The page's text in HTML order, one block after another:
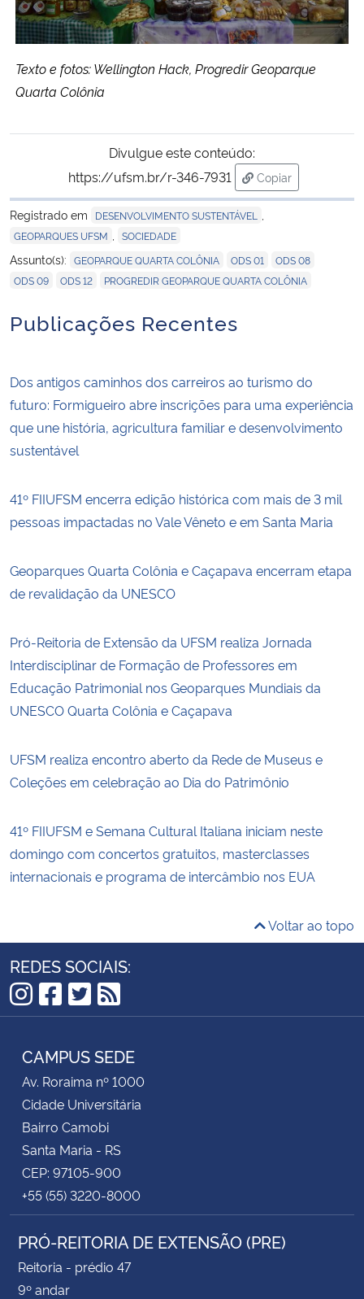
Texto e fotos: Wellington Hack, Progredir Geoparque
Quarta Colônia
Divulgue este conteúdo:
https://ufsm.br/r-346-7931
Copiar
para área de
Registrado em
DESENVOLVIMENTO SUSTENTÁVEL
GEOPARQUES UFSM SOCIEDADE
Assunto(s): GEOPARQUE QUARTA COLÔNIA ODS 01 ODS 08
ODS 09 ODS 12 PROGREDIR GEOPARQUE QUARTA COLÔNIA
Publicações Recentes
Dos antigos caminhos dos carreiros ao turismo do
futuro: Formigueiro abre inscrições para uma experiência
que une história, agricultura familiar e desenvolvimento
sustentável
41º FIIUFSM encerra edição histórica com mais de 3 mil
pessoas impactadas no Vale Vêneto e em Santa Maria
Geoparques Quarta Colônia e Caçapava encerram etapa
de revalidação da UNESCO
Pró-Reitoria de Extensão da UFSM realiza Jornada
Interdisciplinar de Formação de Professores em
Educação Patrimonial nos Geoparques Mundiais da
UNESCO Quarta Colônia e Caçapava
UFSM realiza encontro aberto da Rede de Museus e
Coleções em celebração ao Dia do Patrimônio
41º FIIUFSM e Semana Cultural Italiana iniciam neste
domingo com concertos gratuitos, masterclasses
internacionais e programa de intercâmbio nos EUA
Voltar ao topo
REDES SOCIAIS:
Instagram
Facebook
Twitter
RSS
CAMPUS SEDE
Av. Roraima nº 1000
Cidade Universitária
Bairro Camobi
Santa Maria - RS
CEP: 97105-900
+55 (55) 3220-8000
PRÓ-REITORIA DE EXTENSÃO (PRE)
Reitoria - prédio 47
9º andar